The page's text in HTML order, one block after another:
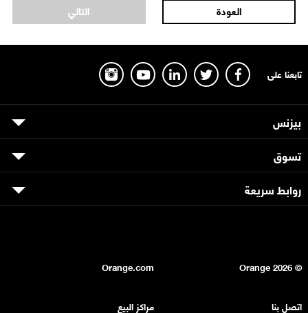
تابعنا على
بيزنس
تسوق
روابط سريعة
© Orange
2026
Orange.com
اتصل بنا مراكز البيع